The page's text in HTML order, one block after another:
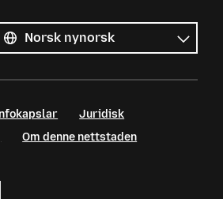
Juridisk
Om denne nettstaden